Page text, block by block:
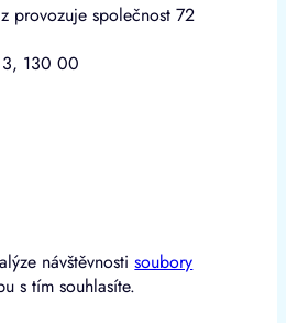
provozuje společnost 72
3, 130 00
návštěvnostisoubory
s tím souhlasíte.